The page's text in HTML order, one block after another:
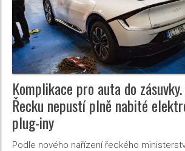
Komplikace pro auta do
Řecku nepustí plně nabité
plug-iny
Podle nového nařízení řeckého